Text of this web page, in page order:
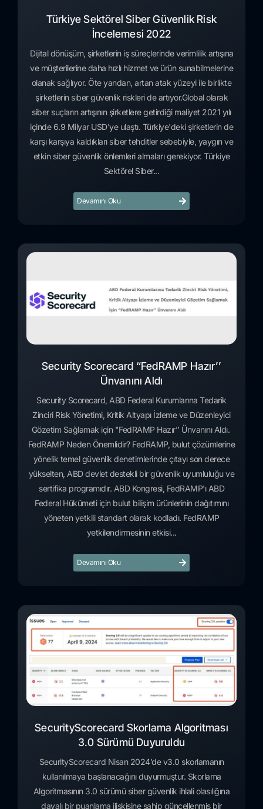
Türkiye Sektörel Siber Güvenlik Risk
İncelemesi 2022
Dijital dönüşüm, şirketlerin iş süreçlerinde verimlilik artışına
ve müşterilerine daha hızlı hizmet ve ürün sunabilmelerine
olanak sağlıyor. Öte yandan, artan atak yüzeyi ile birlikte
şirketlerin siber güvenlik riskleri de artıyor.Global olarak
siber suçların artışının şirketlere getirdiği maliyet 2021 yılı
içinde 6.9 Milyar USD'ye ulaştı. Türkiye'deki şirketlerin de
karşı karşıya kaldıkları siber tehditler sebebiyle, yaygın ve
etkin siber güvenlik önlemleri almaları gerekiyor. Türkiye
Sektörel Siber...
Devamını Oku
Security Scorecard “FedRAMP Hazır’’
Ünvanını Aldı
Security Scorecard, ABD Federal Kurumlarına Tedarik
Zinciri Risk Yönetimi, Kritik Altyapı İzleme ve Düzenleyici
Gözetim Sağlamak için "FedRAMP Hazır’’ Ünvanını Aldı.
FedRAMP Neden Önemlidir? FedRAMP, bulut çözümlerine
yönelik temel güvenlik denetimlerinde çıtayı son derece
yükselten, ABD devlet destekli bir güvenlik uyumluluğu ve
sertifika programıdır. ABD Kongresi, FedRAMP'ı ABD
Federal Hükümeti için bulut bilişim ürünlerinin dağıtımını
yöneten yetkili standart olarak kodladı. FedRAMP
yetkilendirmesinin etkisi...
Devamını Oku
SecurityScorecard Skorlama Algoritması
3.0 Sürümü Duyuruldu
SecurityScorecard Nisan 2024’de v3.0 skorlamanın
kullanılmaya başlanacağını duyurmuştur. Skorlama
Algoritmasının 3.0 sürümü siber güvenlik ihlali olasılığına
dayalı bir puanlama ilişkisine sahip güncellenmiş bir